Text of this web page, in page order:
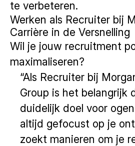
te verbeteren.
Werken als Recruiter bij
Carrière in de Versnelling
Wil je jouw recruitment
maximaliseren?
“Als Recruiter bij
Group is het belangrijk
duidelijk doel voor
altijd gefocust op je
zoekt manieren om je